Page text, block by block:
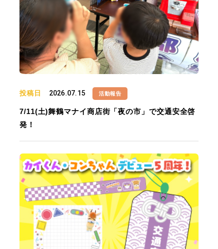
投稿日 2026.07.15 活動報告
7/11(土)舞鶴マナイ商店街「夜の市」で交通安全啓
発！